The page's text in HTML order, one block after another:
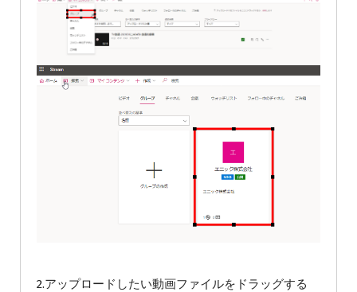
2.アップロードしたい動画ファイルをドラッグする